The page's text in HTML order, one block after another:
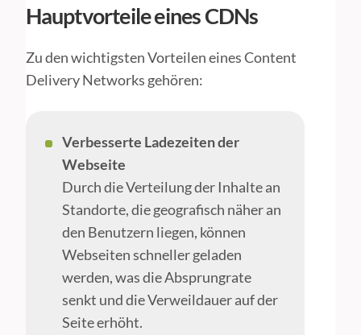
Hauptvorteile eines CDNs
Zu den wichtigsten Vorteilen eines Content
Delivery Networks gehören:
Verbesserte Ladezeiten der
Webseite
Durch die Verteilung der Inhalte an
Standorte, die geografisch näher an
den Benutzern liegen, können
Webseiten schneller geladen
werden, was die Absprungrate
senkt und die Verweildauer auf der
Seite erhöht.